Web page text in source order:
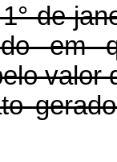
de
em
valor